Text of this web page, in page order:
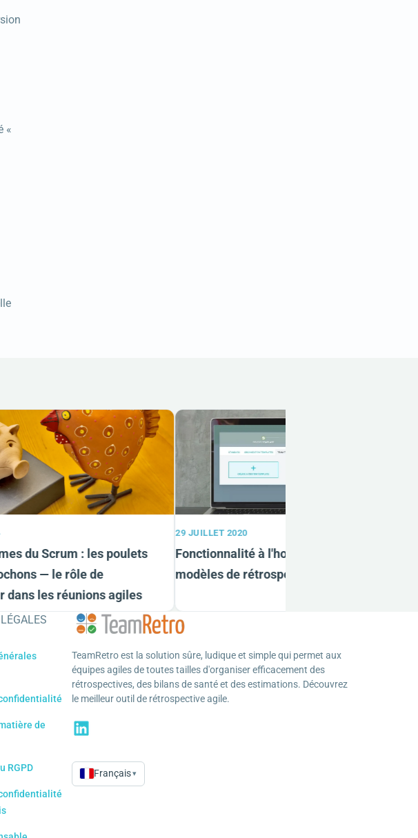
«
du Scrum : les poulets
— le rôle de
dans les réunions agiles
29 JUILLET 2020
Fonctionnalité à l'honneur : définissez vos
modèles de rétrospective
de
RGPD
TeamRetro est la solution sûre, ludique et simple qui permet aux
équipes agiles de toutes tailles d'organiser efficacement des
rétrospectives, des bilans de santé et des estimations. Découvrez
le meilleur outil de rétrospective agile.
Language
Français▾